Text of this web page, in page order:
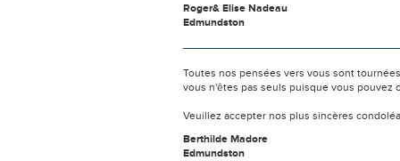
Roger& Elise Nadeau
Edmundston
Toutes nos pensées vers vous sont
vous n'êtes pas seuls puisque vous pouvez
Veuillez accepter nos plus sincères
Berthilde Madore
Edmundston